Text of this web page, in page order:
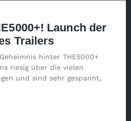
Launch der
Trailers
hinter THE5000+
riesig über die vielen
und sind sehr gespannt,